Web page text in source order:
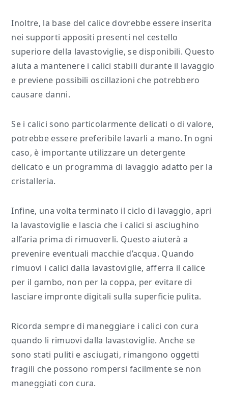
Inoltre, la base del calice dovrebbe essere inserita
nei supporti appositi presenti nel cestello
superiore della lavastoviglie, se disponibili. Questo
aiuta a mantenere i calici stabili durante il lavaggio
e previene possibili oscillazioni che potrebbero
causare danni.
Se i calici sono particolarmente delicati o di valore,
potrebbe essere preferibile lavarli a mano. In ogni
caso, è importante utilizzare un detergente
delicato e un programma di lavaggio adatto per la
cristalleria.
Infine, una volta terminato il ciclo di lavaggio, apri
la lavastoviglie e lascia che i calici si asciughino
all’aria prima di rimuoverli. Questo aiuterà a
prevenire eventuali macchie d’acqua. Quando
rimuovi i calici dalla lavastoviglie, afferra il calice
per il gambo, non per la coppa, per evitare di
lasciare impronte digitali sulla superficie pulita.
Ricorda sempre di maneggiare i calici con cura
quando li rimuovi dalla lavastoviglie. Anche se
sono stati puliti e asciugati, rimangono oggetti
fragili che possono rompersi facilmente se non
maneggiati con cura.